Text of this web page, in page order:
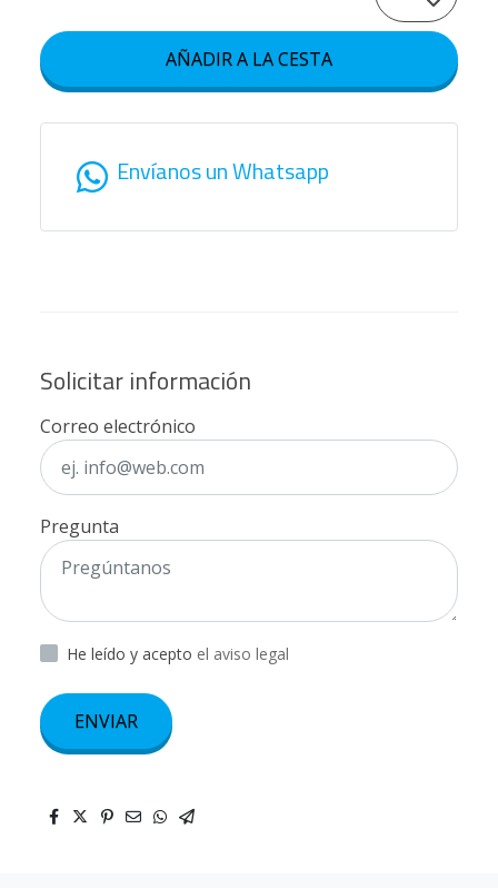
AÑADIR A LA CESTA
Envíanos un Whatsapp
Solicitar información
Correo electrónico
Pregunta
He leído y acepto el aviso legal
ENVIAR